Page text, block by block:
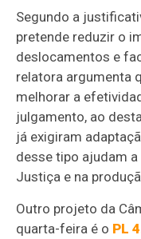
Segundo a
pretende reduzir o
deslocamentos e
relatora argumenta
melhorar a
julgamento, ao
já exigiram
desse tipo ajudam
Justiça e na
Outro projeto da
quarta-feira é o PL